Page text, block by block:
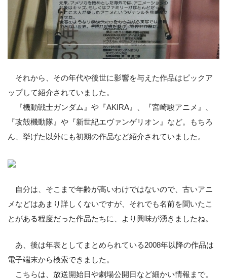
それから、その年代や後世に影響を与えた作品はピックア
ップして紹介されていました。
『機動戦士ガンダム』や『AKIRA』、『宮崎駿アニメ』、
『攻殻機動隊』や『新世紀エヴァンゲリオン』など。もちろ
ん、挙げた以外にも初期の作品など紹介されていました。
自分は、そこまで年齢が高いわけではないので、古いアニ
メなどはあまり詳しくないですが、それでも名前を聞いたこ
とがある程度だった作品たちに、より興味が湧きましたね。
あ、後は年表としてまとめられている2008年以降の作品は
電子端末から検索できました。
こちらは、放送開始日や劇場公開日など細かい情報まで。